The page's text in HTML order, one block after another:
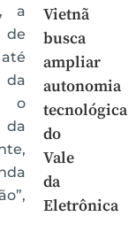
a
da
o
da
Vietnã
busca
ampliar
autonomia
tecnológica
do
Vale
da
Eletrônica